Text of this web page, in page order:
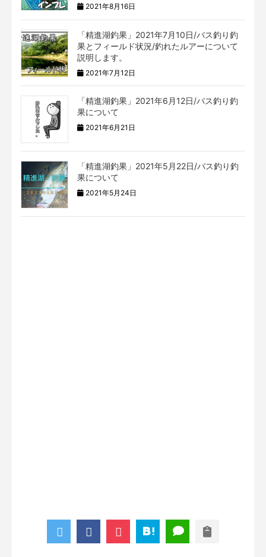
2021年8月16日
「精進湖釣果」2021年7月10日/バス釣り釣
果とフィールド状況/釣れたルアーについて
説明します。
2021年7月12日
「精進湖釣果」2021年6月12日/バス釣り釣
果について
2021年6月21日
「精進湖釣果」2021年5月22日/バス釣り釣
果について
2021年5月24日